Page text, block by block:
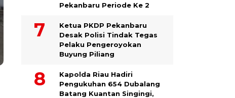
Pekanbaru Periode Ke 2
Ketua PKDP Pekanbaru
Desak Polisi Tindak Tegas
Pelaku Pengeroyokan
Buyung Piliang
Kapolda Riau Hadiri
Pengukuhan 654 Dubalang
Batang Kuantan Singingi,